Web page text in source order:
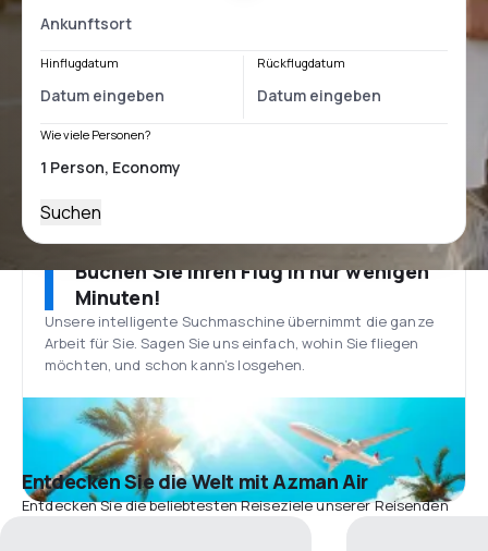
Hinflugdatum Rückflugdatum
Wie viele Personen?
Suchen
Buchen Sie Ihren Flug in nur wenigen
Minuten!
Unsere intelligente Suchmaschine übernimmt die ganze
Arbeit für Sie. Sagen Sie uns einfach, wohin Sie fliegen
möchten, und schon kann’s losgehen.
Entdecken Sie die Welt mit Azman Air
Entdecken Sie die beliebtesten Reiseziele unserer Reisenden